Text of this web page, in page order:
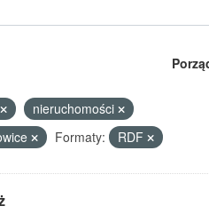
nieruchomości
Formaty: RDF